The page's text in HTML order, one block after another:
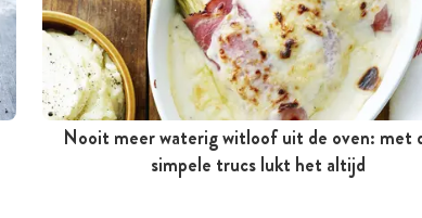
Nooit meer waterig witloof uit de oven: met
simpele trucs lukt het altijd